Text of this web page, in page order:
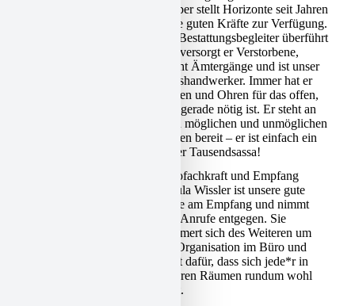
Gruber stellt Horizonte seit Jahren
seine guten Kräfte zur Verfügung.
Als Bestattungsbegleiter überführt
und versorgt er Verstorbene,
macht Ämtergänge und ist unser
Haushandwerker. Immer hat er
Augen und Ohren für das offen,
was gerade nötig ist. Er steht an
allen möglichen und unmöglichen
Stellen bereit – er ist einfach ein
treuer Tausendsassa!
Bürofachkraft und Empfang
Ursula Wissler ist unsere gute
Seele am Empfang und nimmt
Ihre Anrufe entgegen. Sie
kümmert sich des Weiteren um
die Organisation im Büro und
sorgt dafür, dass sich jede*r in
unseren Räumen rundum wohl
fühlt.